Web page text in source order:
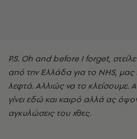
P.S. Οh and before I forget,
από την Ελλάδα για το ΝΗS, μας
λεφτά. Αλλιώς να το κλείσουμε.
γίνει εδώ και καιρό αλλά ας
αγκυλώσεις του χθες.